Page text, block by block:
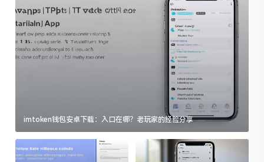
imtoken钱包安卓下载：入口在哪？老玩家的经验分享